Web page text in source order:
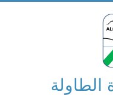
الطاولة